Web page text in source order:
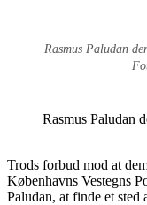
Rasmus Paludan
Rasmus Paludan
Trods forbud mod at
Københavns Vestegns
Paludan, at finde et sted